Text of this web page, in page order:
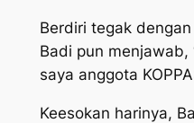
Berdiri tegak
Badi pun menjawab,
saya anggota
Keesokan harinya,